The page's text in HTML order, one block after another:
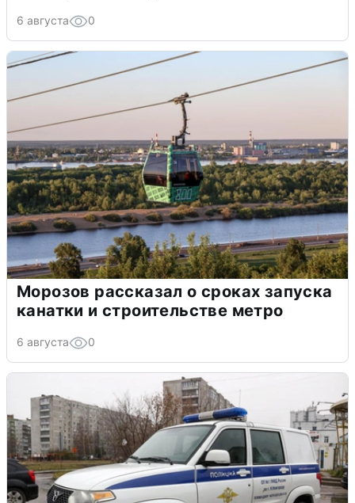
6 августа 0
Морозов рассказал о сроках запуска
канатки и строительстве метро
6 августа 0